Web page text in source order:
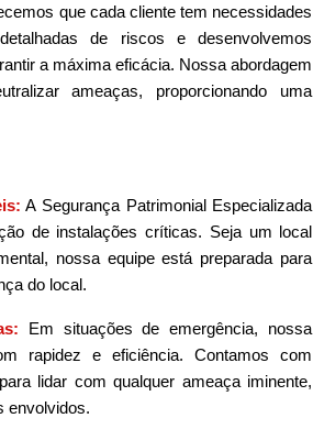
que cada cliente tem necessidades
de riscos e desenvolvemos
a máxima eficácia. Nossa abordagem
ameaças, proporcionando uma
A Segurança Patrimonial Especializada
de instalações críticas. Seja um local
nossa equipe está preparada para
do local.
Em situações de emergência, nossa
rapidez e eficiência. Contamos com
lidar com qualquer ameaça iminente,
envolvidos.